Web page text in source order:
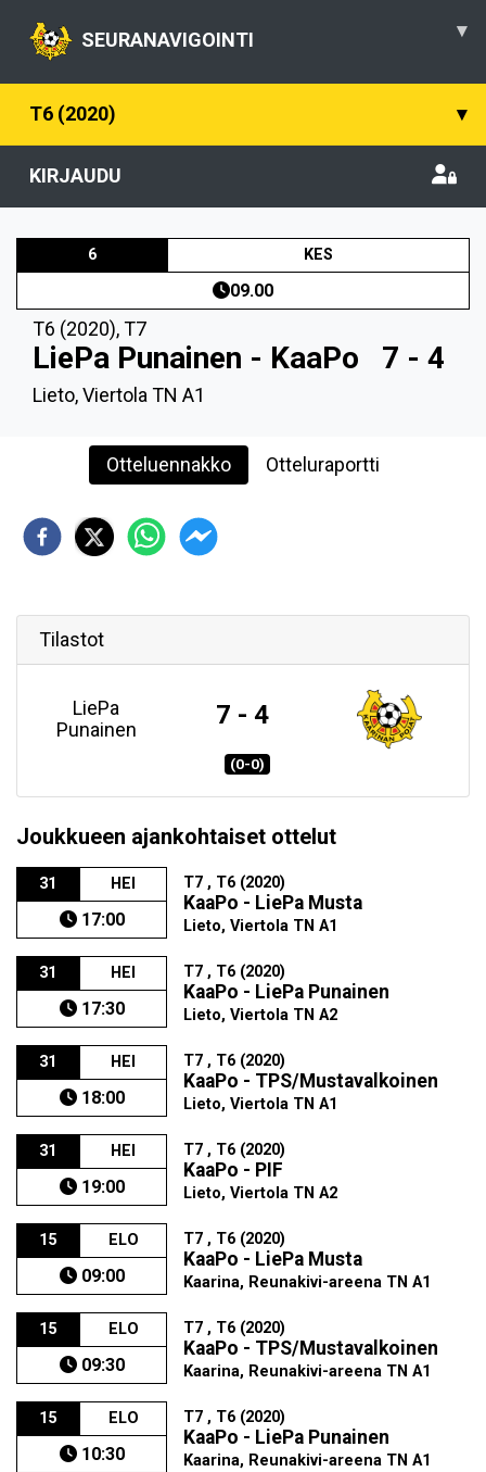
SEURANAVIGOINTI ▾
T6 (2020) ▾
KIRJAUDU
6 KES
09.00
T6 (2020),T7
LiePa Punainen - KaaPo 7 - 4
Lieto, Viertola TN A1
Otteluennakko Otteluraportti
Tilastot
LiePa
Punainen
7 - 4
(0-0)
Joukkueen ajankohtaiset ottelut
31 HEI
17:00
T7 , T6 (2020)
KaaPo - LiePa Musta
Lieto, Viertola TN A1
31 HEI
17:30
T7 , T6 (2020)
KaaPo - LiePa Punainen
Lieto, Viertola TN A2
31 HEI
18:00
T7 , T6 (2020)
KaaPo - TPS/Mustavalkoinen
Lieto, Viertola TN A1
31 HEI
19:00
T7 , T6 (2020)
KaaPo - PIF
Lieto, Viertola TN A2
15 ELO
09:00
T7 , T6 (2020)
KaaPo - LiePa Musta
Kaarina, Reunakivi-areena TN A1
15 ELO
09:30
T7 , T6 (2020)
KaaPo - TPS/Mustavalkoinen
Kaarina, Reunakivi-areena TN A1
15 ELO
10:30
T7 , T6 (2020)
KaaPo - LiePa Punainen
Kaarina, Reunakivi-areena TN A1